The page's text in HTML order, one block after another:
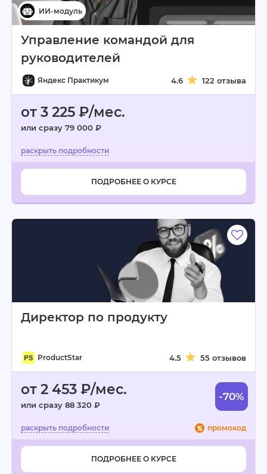
Управление командой для
руководителей
Яндекс Практикум 4.6 122 отзыва
от 3 225 ₽/мес.
или сразу 79 000 ₽
ПОДРОБНЕЕ О КУРСЕ
Директор по продукту
ProductStar 4.5 55 отзывов
от 2 453 ₽/мес.
или сразу 88 320 ₽
-70%
промокод
ПОДРОБНЕЕ О КУРСЕ